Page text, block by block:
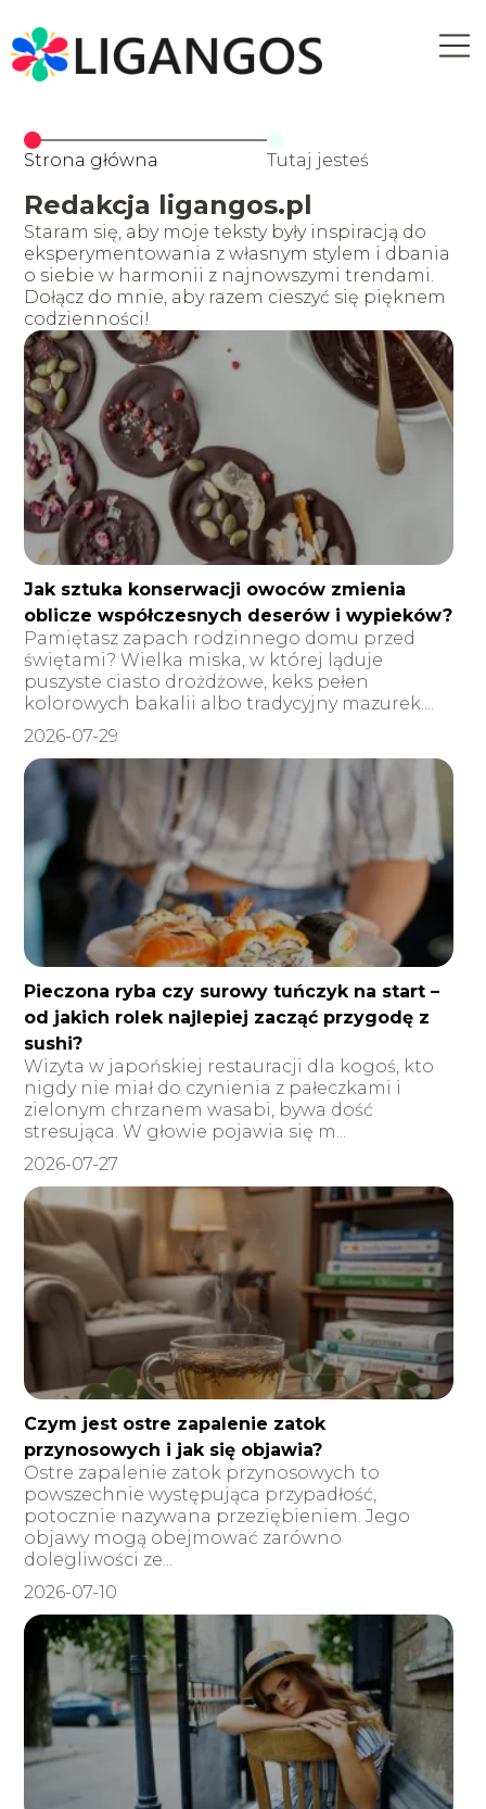
Strona główna Tutaj jesteś
Redakcja ligangos.pl
Staram się, aby moje teksty były inspiracją do
eksperymentowania z własnym stylem i dbania
o siebie w harmonii z najnowszymi trendami.
Dołącz do mnie, aby razem cieszyć się pięknem
codzienności!
Jak sztuka konserwacji owoców zmienia
oblicze współczesnych deserów i wypieków?
Pamiętasz zapach rodzinnego domu przed
świętami? Wielka miska, w której ląduje
puszyste ciasto drożdżowe, keks pełen
kolorowych bakalii albo tradycyjny mazurek....
2026-07-29
Pieczona ryba czy surowy tuńczyk na start –
od jakich rolek najlepiej zacząć przygodę z
sushi?
Wizyta w japońskiej restauracji dla kogoś, kto
nigdy nie miał do czynienia z pałeczkami i
zielonym chrzanem wasabi, bywa dość
stresująca. W głowie pojawia się m...
2026-07-27
Czym jest ostre zapalenie zatok
przynosowych i jak się objawia?
Ostre zapalenie zatok przynosowych to
powszechnie występująca przypadłość,
potocznie nazywana przeziębieniem. Jego
objawy mogą obejmować zarówno
dolegliwości ze...
2026-07-10